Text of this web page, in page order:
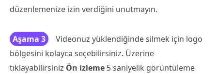
düzenlemenize izin verdiğini unutmayın.
Aşama 3
Videonuz yüklendiğinde silmek için logo
bölgesini kolayca seçebilirsiniz. Üzerine
tıklayabilirsiniz Ön izleme 5 saniyelik görüntüleme